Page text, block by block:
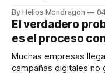
dispositivos
en tiempo real para
decisiones sobre su
responder
By Helios Mondragon
El verdadero
es el proceso
Muchas empresas
campañas digitales no